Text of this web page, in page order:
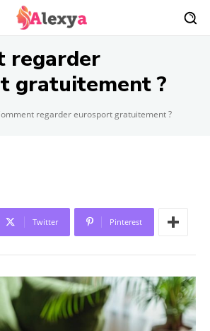
regarder
gratuitement ?
regarder eurosport gratuitement ?
Twitter Pinterest